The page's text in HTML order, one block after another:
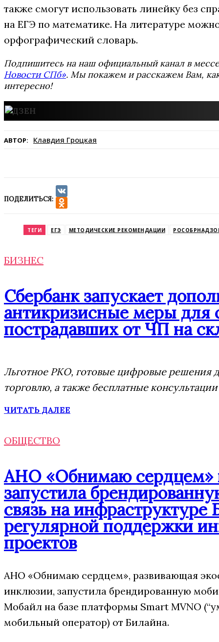
также смогут использовать линейку без
на ЕГЭ по математике. На литературе
орфографический словарь.
Подпишитесь на наш официальный канал в
Новости СПб». Мы покажем и расскажем Вам,
интересно!
АВТОР: Клавдия Гроцкая
ПОДЕЛИТЬСЯ:
VK
ТЕГИ ЕГЭ МЕТОДИЧЕСКИЕ РЕКОМЕНДАЦИИ
БИЗНЕС
Сбербанк запускает
антикризисные меры для
пострадавших от ЧП на
Льготное РКО, готовые цифровые решения
торговлю, а также бесплатные
ЧИТАТЬ ДАЛЕЕ
ОБЩЕСТВО
АНО «Обнимаю сердцем»
запустила
связь на инфраструктуре
регулярной поддержки
проектов
АНО «Обнимаю сердцем», развивающая
инклюзии, запустила брендированную
Мобайл на базе платформы Smart MVNO
мобильный оператор) от Билайна.